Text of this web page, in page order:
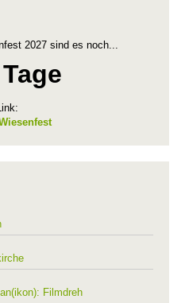
2027 sind es noch...
Filmdreh